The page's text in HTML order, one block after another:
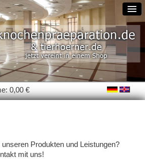
0,00 €
Produkten und Leistungen?
mit uns!